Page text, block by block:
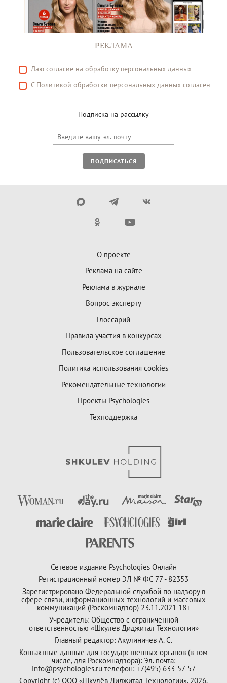
РЕКЛАМА
Даю согласие на обработку персональных данных
С Политикой обработки персональных данных согласен
Подписка на рассылку
ПОДПИСАТЬСЯ
О проекте
Реклама на сайте
Реклама в журнале
Вопрос эксперту
Глоссарий
Правила участия в конкурсах
Пользовательское соглашение
Политика использования cookies
Рекомендательные технологии
Проекты Psychologies
Техподдержка
Сетевое издание Psychologies Онлайн
Регистрационный номер ЭЛ № ФС 77 - 82353
Зарегистрировано Федеральной службой по надзору в
сфере связи, информационных технологий и массовых
коммуникаций (Роскомнадзор) 23.11.2021 18+
Учредитель: Общество с ограниченной
ответственностью «Шкулёв Диджитал Технологии»
Главный редактор: Акулиничев А. С.
Контактные данные для государственных органов (в том
числе, для Роскомнадзора): Эл. почта:
info@psychologies.ru телефон: +7(495) 633-57-57
Copyright (с) ООО «Шкулёв Диджитал Технологии», 2026.